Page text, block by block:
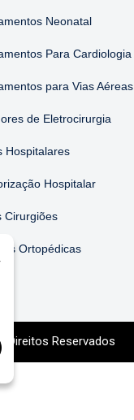
Neonatal
Para Cardiologia
para Vias Aéreas
de Eletrocirurgia
Hospitalares
Hospitalar
Cirurgiões
Ortopédicas
Direitos Reservados